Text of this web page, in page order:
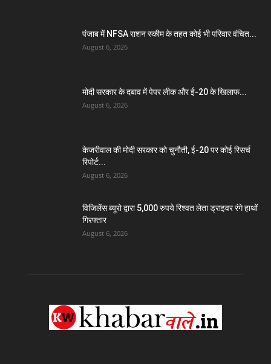
पंजाब में NFSA राशन स्कीम के तहत कोई भी परिवार वंचित...
August 6, 2026
मोदी सरकार के दबाव में पेपर लीक और ई-20 के खिलाफ...
August 6, 2026
केजरीवाल की मोदी सरकार को चुनौती, ई-20 पर कोई रिसर्च
रिपोर्ट...
August 6, 2026
विजिलेंस ब्यूरो द्वारा 5,000 रुपये रिश्वत लेता ड्राइवर रंगे हाथों
गिरफ्तार
August 6, 2026